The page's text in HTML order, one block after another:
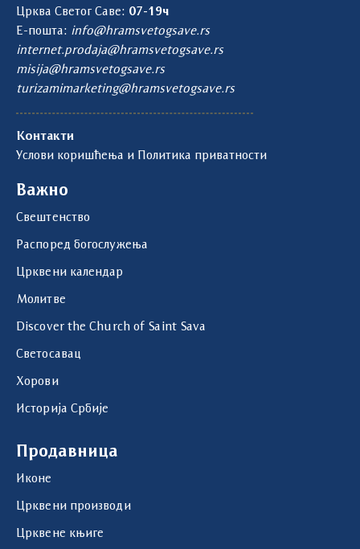
Црква Светог Саве: 07-19ч
Е-пошта: info@hramsvetogsave.rs
internet.prodaja@hramsvetogsave.rs
misija@hramsvetogsave.rs
turizamimarketing@hramsvetogsave.rs
Контакти
Услови коришћења и Политика приватности
Важно
Свештенство
Распоред богослужења
Црквени календар
Молитве
Discover the Church of Saint Sava
Светосавац
Хорови
Историја Србије
Продавница
Иконе
Црквени производи
Црквене књиге